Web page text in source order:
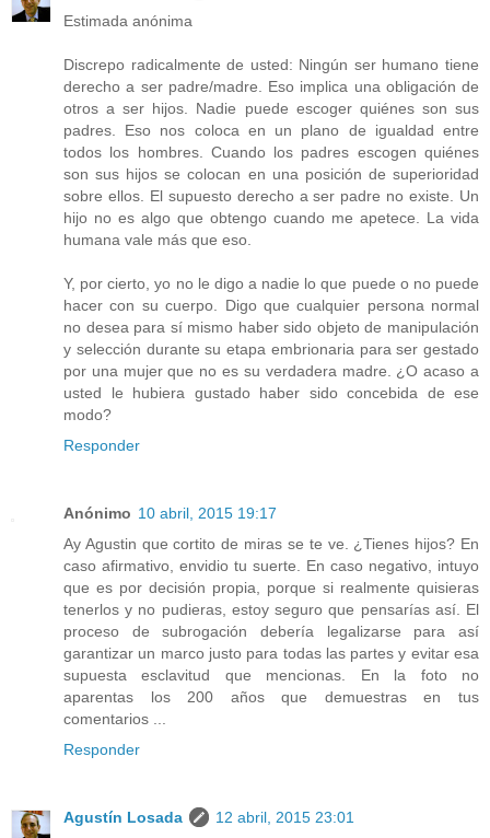
Estimada anónima
Discrepo radicalmente de usted: Ningún ser humano tiene
derecho a ser padre/madre. Eso implica una obligación de
otros a ser hijos. Nadie puede escoger quiénes son sus
padres. Eso nos coloca en un plano de igualdad entre
todos los hombres. Cuando los padres escogen quiénes
son sus hijos se colocan en una posición de superioridad
sobre ellos. El supuesto derecho a ser padre no existe. Un
hijo no es algo que obtengo cuando me apetece. La vida
humana vale más que eso.
Y, por cierto, yo no le digo a nadie lo que puede o no puede
hacer con su cuerpo. Digo que cualquier persona normal
no desea para sí mismo haber sido objeto de manipulación
y selección durante su etapa embrionaria para ser gestado
por una mujer que no es su verdadera madre. ¿O acaso a
usted le hubiera gustado haber sido concebida de ese
modo?
Responder
Anónimo 10 abril, 2015 19:17
Ay Agustin que cortito de miras se te ve. ¿Tienes hijos? En
caso afirmativo, envidio tu suerte. En caso negativo, intuyo
que es por decisión propia, porque si realmente quisieras
tenerlos y no pudieras, estoy seguro que pensarías así. El
proceso de subrogación debería legalizarse para así
garantizar un marco justo para todas las partes y evitar esa
supuesta esclavitud que mencionas. En la foto no
aparentas los 200 años que demuestras en tus
comentarios ...
Responder
Agustín Losada
12 abril, 2015 23:01